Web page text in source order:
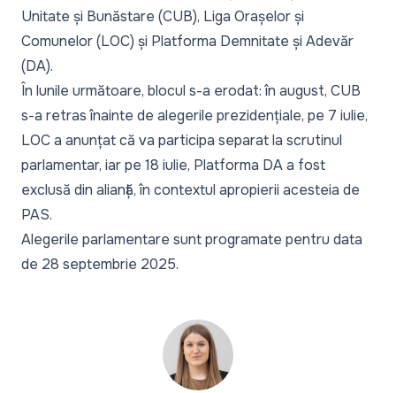
Unitate și Bunăstare (CUB), Liga Orașelor și
Comunelor (LOC) și Platforma Demnitate și Adevăr
(DA).
În lunile următoare, blocul s-a erodat: în august, CUB
s-a retras înainte de alegerile prezidențiale, pe 7 iulie,
LOC a anunțat că va participa separat la scrutinul
parlamentar, iar pe 18 iulie, Platforma DA a fost
exclusă din alianță, în contextul apropierii acesteia de
PAS.
Alegerile parlamentare sunt programate pentru data
de 28 septembrie 2025.